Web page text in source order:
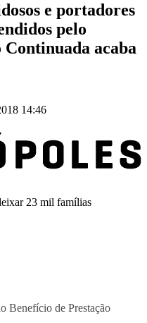
e portadores
pelo
Continuada acaba
14:46
Benefício de Prestação